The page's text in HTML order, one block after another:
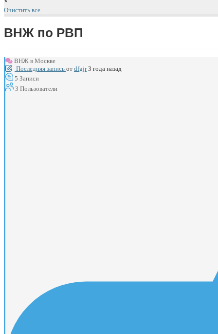
Очистить все
ВНЖ по РВП
ВНЖ в Москве
Последняя запись от dfgjr 3 года назад
5 Записи
3 Пользователи